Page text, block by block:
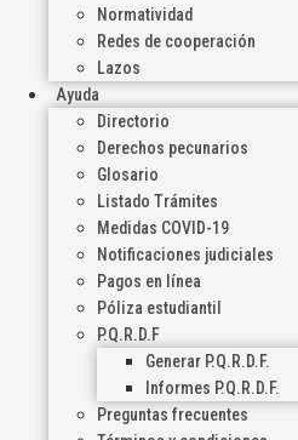
Normatividad
Redes de cooperación
Lazos
Ayuda
Directorio
Derechos pecunarios
Glosario
Listado Trámites
Medidas COVID-19
Notificaciones judiciales
Pagos en línea
Póliza estudiantil
P.Q.R.D.F
Generar P.Q.R.D.F.
Informes P.Q.R.D.F.
Preguntas frecuentes